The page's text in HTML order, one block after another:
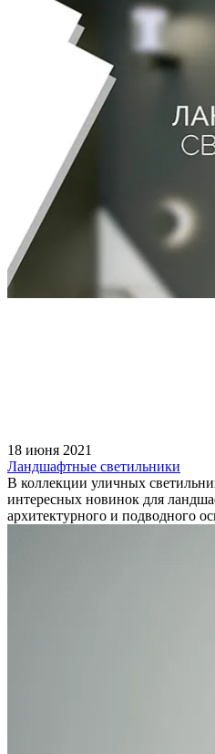
18 июня 2021
Ландшафтные светильники
В коллекции уличных
интересных новинок для
архитектурного и подводного